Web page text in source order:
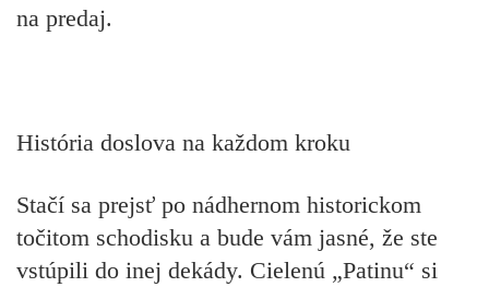
na predaj.
História doslova na každom kroku
Stačí sa prejsť po nádhernom historickom
točitom schodisku a bude vám jasné, že ste
vstúpili do inej dekády. Cielenú „Patinu“ si